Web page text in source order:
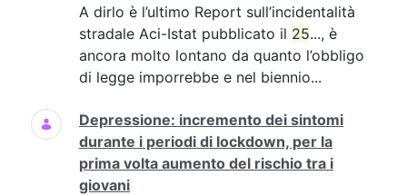
A dirlo è l’ultimo Report sull’incidentalità
stradale Aci-Istat pubblicato il 25..., è
ancora molto lontano da quanto l’obbligo
di legge imporrebbe e nel biennio...
Depressione: incremento dei sintomi
durante i periodi di lockdown, per la
prima volta aumento del rischio tra i
giovani